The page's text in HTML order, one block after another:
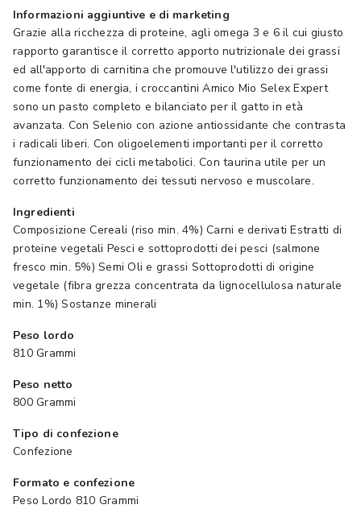
Informazioni aggiuntive e di marketing
Grazie alla ricchezza di proteine, agli omega 3 e 6 il cui giusto
rapporto garantisce il corretto apporto nutrizionale dei grassi
ed all'apporto di carnitina che promouve l'utilizzo dei grassi
come fonte di energia, i croccantini Amico Mio Selex Expert
sono un pasto completo e bilanciato per il gatto in età
avanzata. Con Selenio con azione antiossidante che contrasta
i radicali liberi. Con oligoelementi importanti per il corretto
funzionamento dei cicli metabolici. Con taurina utile per un
corretto funzionamento dei tessuti nervoso e muscolare.
Ingredienti
Composizione Cereali (riso min. 4%) Carni e derivati Estratti di
proteine vegetali Pesci e sottoprodotti dei pesci (salmone
fresco min. 5%) Semi Oli e grassi Sottoprodotti di origine
vegetale (fibra grezza concentrata da lignocellulosa naturale
min. 1%) Sostanze minerali
Peso lordo
810 Grammi
Peso netto
800 Grammi
Tipo di confezione
Confezione
Formato e confezione
Peso Lordo 810 Grammi